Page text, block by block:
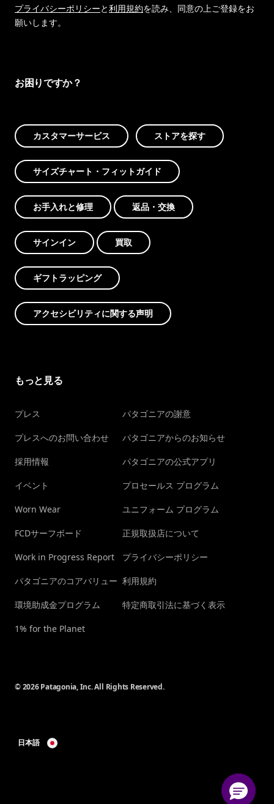
プライバシーポリシーと利用規約を読み、同意の上ご登録をお
願いします。
お困りですか？
カスタマーサービス ストアを探す
サイズチャート・フィットガイド
お手入れと修理 返品・交換
サインイン 買取
ギフトラッピング
アクセシビリティに関する声明
もっと見る
プレス
プレスへのお問い合わせ
採用情報
イベント
Worn Wear
FCDサーフボード
Work in Progress Report
パタゴニアのコアバリュー
環境助成金プログラム
1% for the Planet
パタゴニアの謝意
パタゴニアからのお知らせ
パタゴニアの公式アプリ
プロセールス プログラム
ユニフォーム プログラム
正規取扱店について
プライバシーポリシー
利用規約
特定商取引法に基づく表示
© 2026 Patagonia, Inc. All Rights Reserved.
日本語